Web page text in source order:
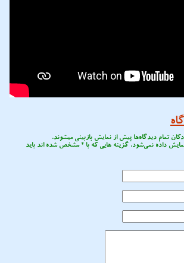
تمام دیدگاه‌ها پیش از نمایش بازبینی میشوند.
داده نمی‌شود. گزینه هایی که با*مشخص شده اند باید